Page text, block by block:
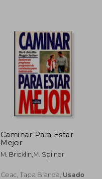
40%
dcto.
Caminar Para Estar
Mejor
M. Bricklin,M. Spilner
Ceac, Tapa Blanda, Usado